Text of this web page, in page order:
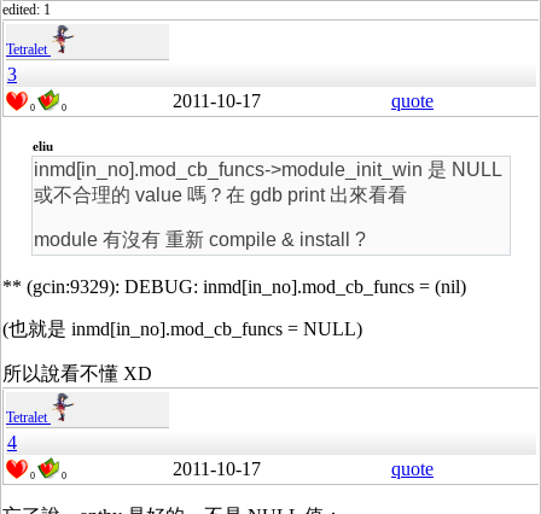
edited: 1
Tetralet
3
0 0 2011-10-17 quote
eliu
inmd[in_no].mod_cb_funcs->module_init_win 是 NULL
或不合理的 value 嗎？在 gdb print 出來看看
module 有沒有 重新 compile & install ?
** (gcin:9329): DEBUG: inmd[in_no].mod_cb_funcs = (nil)
(也就是 inmd[in_no].mod_cb_funcs = NULL)
所以說看不懂 XD
Tetralet
4
0 0 2011-10-17 quote